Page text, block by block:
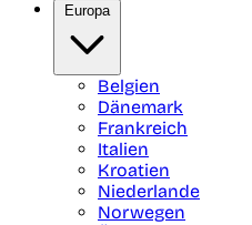
Europa
Belgien
Dänemark
Frankreich
Italien
Kroatien
Niederlande
Norwegen